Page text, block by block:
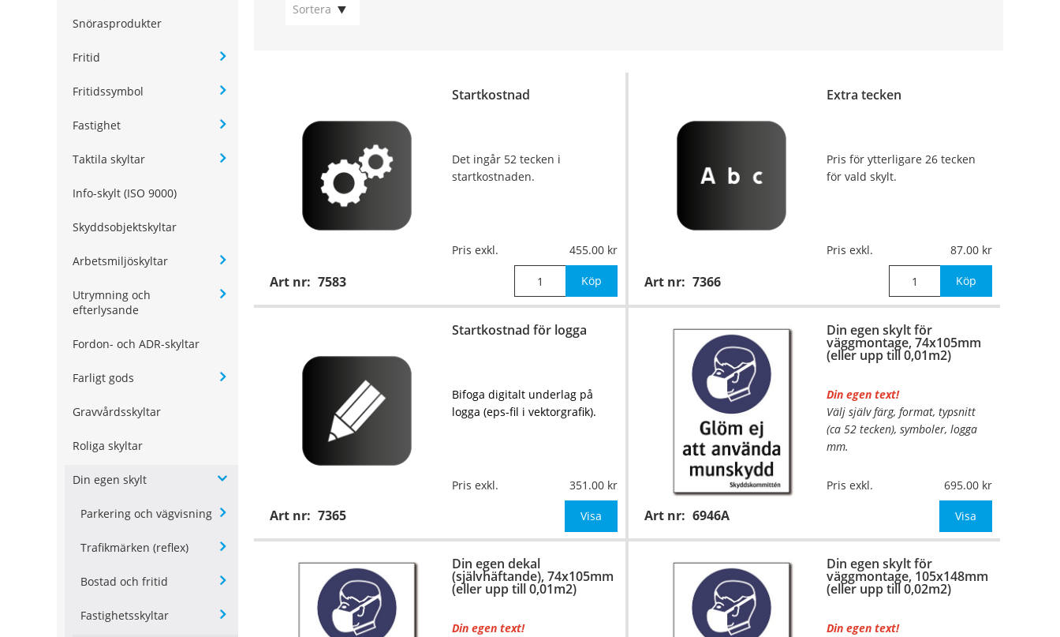
Snörasprodukter
Fritid
Fritidssymbol
Fastighet
Taktila skyltar
Info-skylt (ISO 9000)
Skyddsobjektskyltar
Arbetsmiljöskyltar
Utrymning och
efterlysande
Fordon- och ADR-skyltar
Farligt gods
Gravvårdsskyltar
Roliga skyltar
Din egen skylt
Parkering och vägvisning
Trafikmärken (reflex)
Bostad och fritid
Fastighetsskyltar
Sortera
Startkostnad
Art nr: 7583
Det ingår 52 tecken i
startkostnaden.
Pris exkl. 455.00
Köp
Extra tecken
Art nr: 7366
Pris för ytterligare 26 tecken
för vald skylt.
Pris exkl. 87.00
Köp
Startkostnad för logga
Art nr: 7365
Bifoga digitalt underlag på
logga (eps-fil i vektorgrafik).
Pris exkl. 351.00
Visa
Din egen skylt för
väggmontage, 74x105mm
(eller upp till 0,01m2)
Art nr: 6946A
Din egen text!
Välj själv färg, format, typsnitt
(ca 52 tecken), symboler, logga
mm.
Material:
Plan aluminium,
0,7mm (väggmontage)
74x105mm (eller annat
Be om offert vid antal
Pris exkl. 695.00
Visa
Din egen dekal
(självhäftande), 74x105mm
(eller upp till 0,01m2)
Din egen text!
Din egen skylt för
väggmontage, 105x148mm
(eller upp till 0,02m2)
Din egen text!